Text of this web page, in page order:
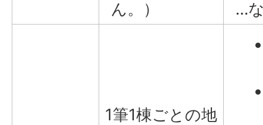
ん。）
…
1筆1棟ごとの地